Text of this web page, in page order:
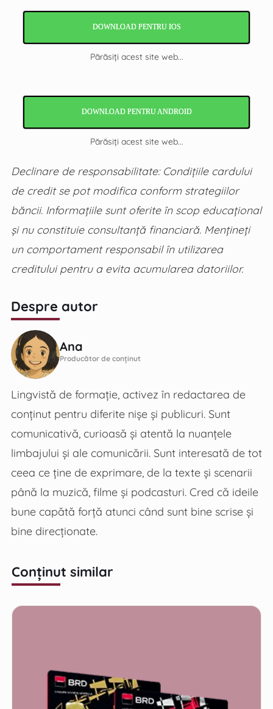
DOWNLOAD PENTRU IOS
Părăsiți acest site web...
DOWNLOAD PENTRU ANDROID
Părăsiți acest site web...
Declinare de responsabilitate: Condițiile cardului
de credit se pot modifica conform strategiilor
băncii. Informațiile sunt oferite în scop educațional
și nu constituie consultanță financiară. Mențineți
un comportament responsabil în utilizarea
creditului pentru a evita acumularea datoriilor.
Despre autor
Ana
Producător de conținut
Lingvistă de formație, activez în redactarea de
conținut pentru diferite nișe și publicuri. Sunt
comunicativă, curioasă și atentă la nuanțele
limbajului și ale comunicării. Sunt interesată de tot
ceea ce ține de exprimare, de la texte și scenarii
până la muzică, filme și podcasturi. Cred că ideile
bune capătă forță atunci când sunt bine scrise și
bine direcționate.
Conținut similar